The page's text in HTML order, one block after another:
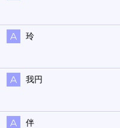
玲
我円
伴